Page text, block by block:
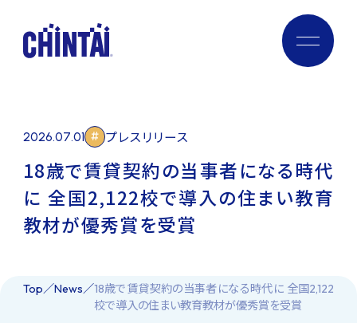
学生応援活動
メディア活動
採用情報 Recruit
お問い合わせ
2026.07.01 プレスリリース
18歳で賃貸契約の当事者になる時代
に 全国2,122校で導入の住まい教育
教材が優秀賞を受賞
Top News
18歳で賃貸契約の当事者になる時代に 全国2,122
校で導入の住まい教育教材が優秀賞を受賞